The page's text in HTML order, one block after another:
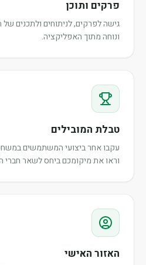
פרקים ותוכן
גישה לפרקים, לניתוחים ולתכנים
ונוחה מתוך האפליקציה.
טבלת המובילים
עקבו אחר ביצועי המשתמשים
וראו את מיקומכם ביחס לשאר חברי
האזור האישי